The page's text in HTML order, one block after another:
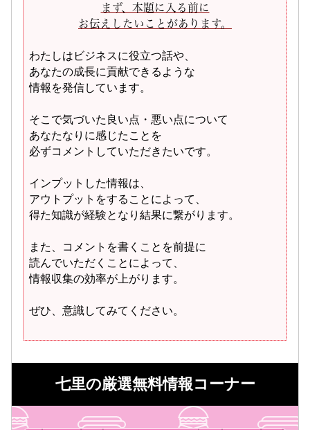
まず、本題に入る前に
お伝えしたいことがあります。
わたしはビジネスに役立つ話や、
あなたの成長に貢献できるような
情報を発信しています。
そこで気づいた良い点・悪い点について
あなたなりに感じたことを
必ずコメントしていただきたいです。
インプットした情報は、
アウトプットをすることによって、
得た知識が経験となり結果に繋がります。
また、コメントを書くことを前提に
読んでいただくことによって、
情報収集の効率が上がります。
ぜひ、意識してみてください。
七里の厳選無料情報コーナー